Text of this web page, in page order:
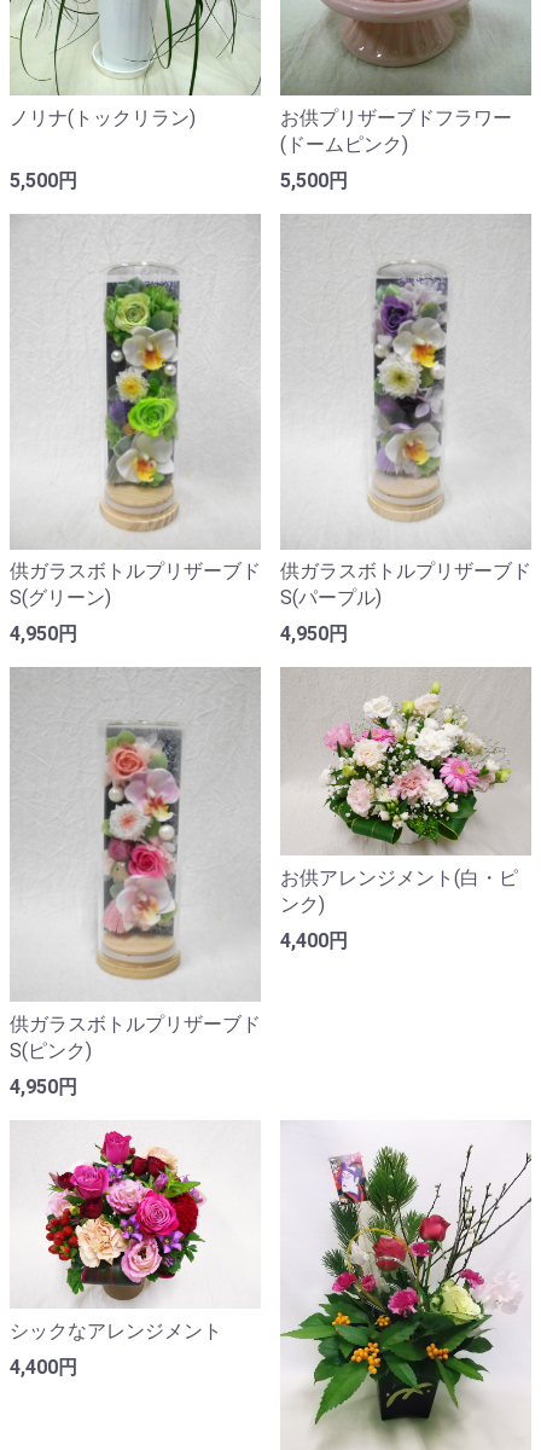
ノリナ(トックリラン)
5,500円
お供プリザーブドフラワー
(ドームピンク)
5,500円
供ガラスボトルプリザーブド
S(グリーン)
4,950円
供ガラスボトルプリザーブド
S(パープル)
4,950円
供ガラスボトルプリザーブド
S(ピンク)
4,950円
お供アレンジメント(白・ピ
ンク)
4,400円
シックなアレンジメント
4,400円